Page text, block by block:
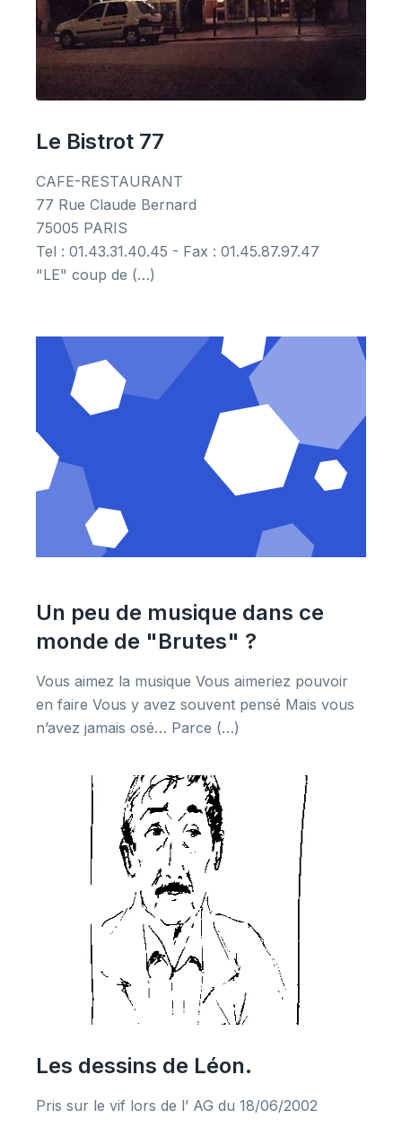
Le Bistrot 77
CAFE-RESTAURANT
77 Rue Claude Bernard
75005 PARIS
Tel : 01.43.31.40.45 - Fax : 01.45.87.97.47
"LE" coup de (…)
Un peu de musique dans ce
monde de "Brutes" ?
Vous aimez la musique Vous aimeriez pouvoir
en faire Vous y avez souvent pensé Mais vous
n’avez jamais osé… Parce (…)
Les dessins de Léon.
Pris sur le vif lors de l’ AG du 18/06/2002